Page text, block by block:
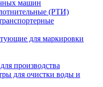
машин
(РТИ)
для маркировки
производства
для очистки воды и